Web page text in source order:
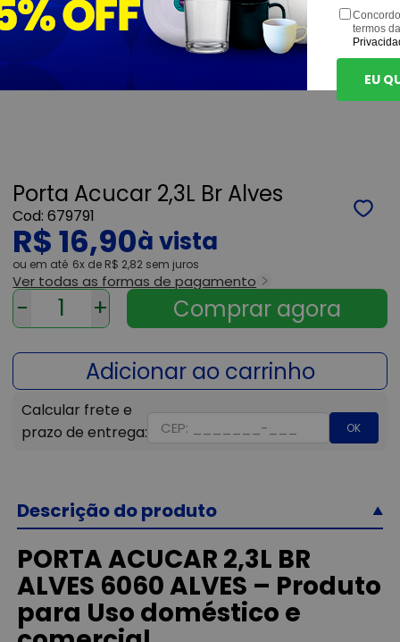
Porta Acucar 2,3L Br Alves
679791
R$ 16,90
ou 6x de R$ 2,82 sem juros
Ver todas as formas de pagamento
- +
OK
Descrição do produto
PORTA ACUCAR 2,3L BR
ALVES 6060 ALVES – Produto
para Uso doméstico e
termos
EU